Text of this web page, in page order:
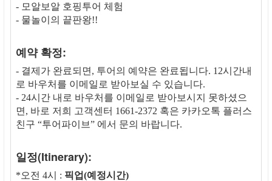
- 모알보알 호핑투어 체험
- 물놀이의 끝판왕!!
예약 확정:
- 결제가 완료되면, 투어의 예약은 완료됩니다. 12시간내
로 바우처를 이메일로 받아보실 수 있습니다.
- 24시간 내로 바우처를 이메일로 받아보시지 못하셨으
면, 바로 저희 고객센터 1661-2372 혹은 카카오톡 플러스
친구 “투어파이브” 에서 문의 바랍니다.
일정(Itinerary):
*오전 4시 : 픽업(예정시간)